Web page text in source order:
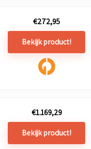
€272,95
Bekijk product!
€1.169,29
Bekijk product!